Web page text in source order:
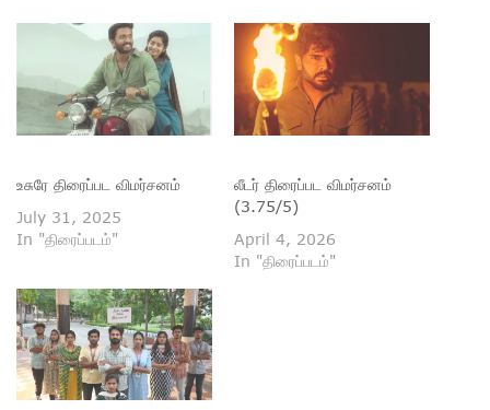
உசுரே திரைப்பட விமர்சனம்
July 31, 2025
In "திரைப்படம்"
லீடர் திரைப்பட விமர்சனம்
(3.75/5)
April 4, 2026
In "திரைப்படம்"